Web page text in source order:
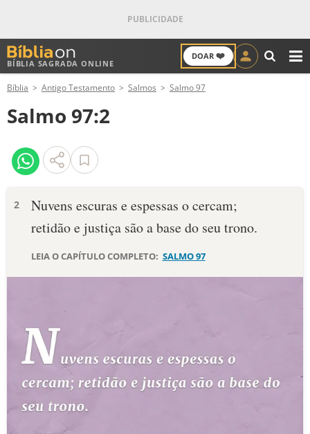
BÍBLIA SAGRADA ONLINE
DOAR ❤️
ANTIGO TESTAMENTO
NOVO TESTAMENTO
VERSÍCULOS
PALAVRA DO DIA
10 MANDAMENTOS
ESTUDOS BÍBLICOS
ESBOÇOS DE PREGAÇÃO
Bíblia Antigo Testamento Salmos Salmo 97
Salmo 97:2
2
Nuvens escuras e espessas o cercam;
retidão e justiça são a base do seu trono.
LEIA O CAPÍTULO COMPLETO: SALMO 97